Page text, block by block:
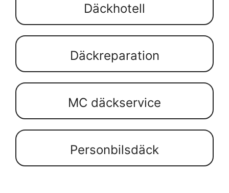
Däckhotell
Däckreparation
MC däckservice
Personbilsdäck